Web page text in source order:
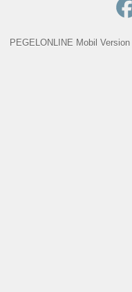
PEGELONLINE Mobil